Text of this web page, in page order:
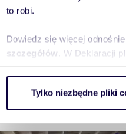
to robi.
Dowiedz się więcej
szczegółów . W Deklaracji
ruch w naszej witrynie.
reklamowym i
uzyskanymi podczas
Tylko niezbędne pliki
zł netto
w pobliżu